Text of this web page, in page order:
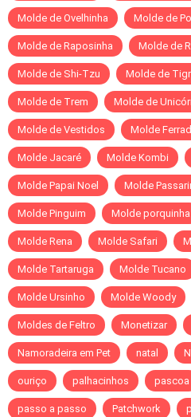
Molde de Ovelhinha Molde de
Molde de Raposinha Molde de
Molde de Shi-Tzu Molde de
Molde de Trem Molde de
Molde de Vestidos Molde
Molde Jacaré Molde Kombi
Molde Papai Noel Molde
Molde Pinguim Molde porquinha
Molde Rena Molde Safari
Molde Tartaruga Molde Tucano
Molde Ursinho Molde Woody
Moldes de Feltro Monetizar
Namoradeira em Pet natal
ouriço palhacinhos pascoa
passo a passo Patchwork